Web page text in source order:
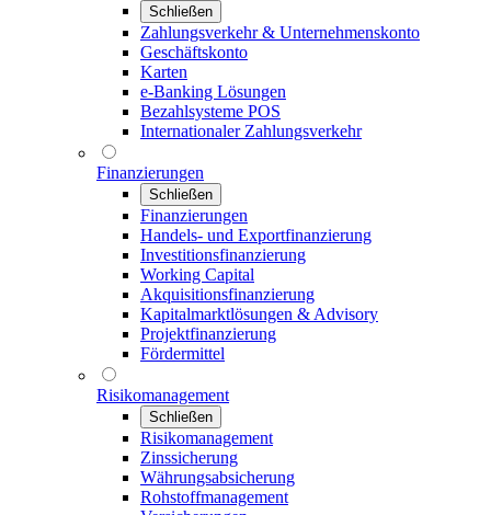
Schließen
Zahlungsverkehr & Unternehmenskonto
Geschäftskonto
Karten
e-Banking Lösungen
Bezahlsysteme POS
Internationaler Zahlungsverkehr
Finanzierungen
Schließen
Finanzierungen
Handels- und Exportfinanzierung
Investitionsfinanzierung
Working Capital
Akquisitionsfinanzierung
Kapitalmarktlösungen & Advisory
Projektfinanzierung
Fördermittel
Risikomanagement
Schließen
Risikomanagement
Zinssicherung
Währungsabsicherung
Rohstoffmanagement